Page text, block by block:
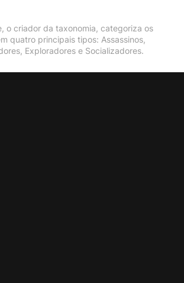
o criador da taxonomia, categoriza os
quatro principais tipos: Assassinos,
Exploradores e Socializadores.